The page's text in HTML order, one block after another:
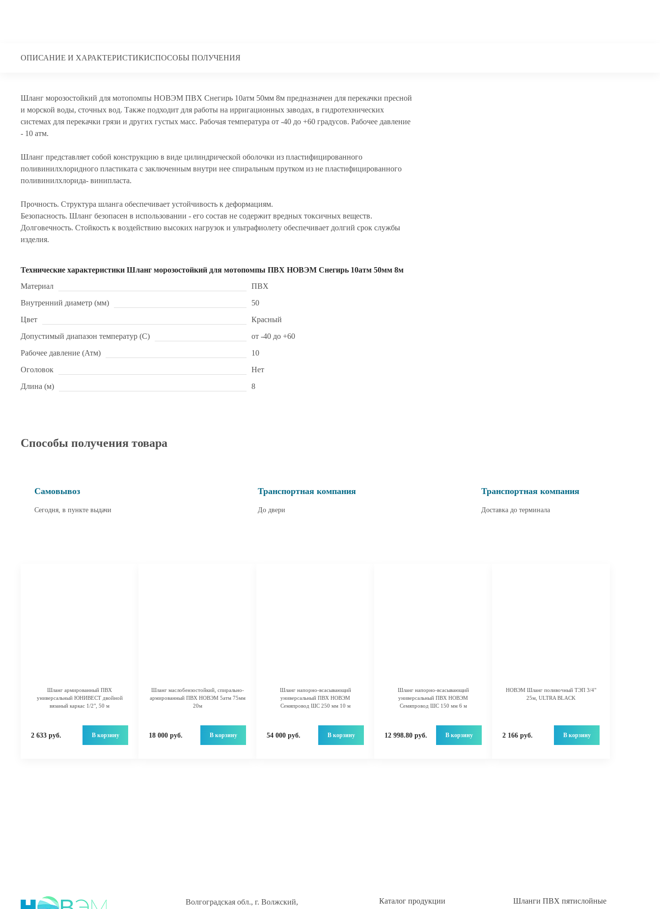
ОПИСАНИЕ И ХАРАКТЕРИСТИКИСПОСОБЫ ПОЛУЧЕНИЯ
Шланг морозостойкий для мотопомпы НОВЭМ ПВХ Снегирь 10атм 50мм 8м предназначен для перекачки пресной
и морской воды, сточных вод. Также подходит для работы на ирригационных заводах, в гидротехнических
системах для перекачки грязи и других густых масс. Рабочая температура от -40 до +60 градусов. Рабочее давление
- 10 атм.
Шланг представляет собой конструкцию в виде цилиндрической оболочки из пластифицированного
поливинилхлоридного пластиката с заключенным внутри нее спиральным прутком из не пластифицированного
поливинилхлорида- винипласта.
Прочность. Структура шланга обеспечивает устойчивость к деформациям.
Безопасность. Шланг безопасен в использовании - его состав не содержит вредных токсичных веществ.
Долговечность. Стойкость к воздействию высоких нагрузок и ультрафиолету обеспечивает долгий срок службы
изделия.
Технические характеристики Шланг морозостойкий для мотопомпы ПВХ НОВЭМ Снегирь 10атм 50мм 8м
Материал
ПВХ
Внутренний диаметр (мм)
50
Цвет
Красный
Допустимый диапазон температур (С)
от -40 до +60
Рабочее давление (Атм)
10
Оголовок
Нет
Длина (м)
8
Способы получения товара
Самовывоз
Сегодня, в пункте выдачи
Транспортная компания
До двери
Транспортная компания
Доставка до терминала
Шланг армированный ПВХ
универсальный ЮНИВЕСТ двойной
вязаный каркас 1/2", 50 м
2 633 руб. В корзину
Шланг маслобензостойкий, спирально-
армированный ПВХ НОВЭМ 5атм 75мм
20м
18 000 руб. В корзину
Шланг напорно-всасывающий
универсальный ПВХ НОВЭМ
Семяпровод ШС 250 мм 10 м
54 000 руб. В корзину
Шланг напорно-всасывающий
универсальный ПВХ НОВЭМ
Семяпровод ШС 150 мм 6 м
12 998.80 руб. В корзину
НОВЭМ Шланг поливочный ТЭП 3/4"
25м, ULTRA BLACK
2 166 руб. В корзину
Волгоградская обл., г. Волжский, Каталог продукции Шланги ПВХ пятислойные